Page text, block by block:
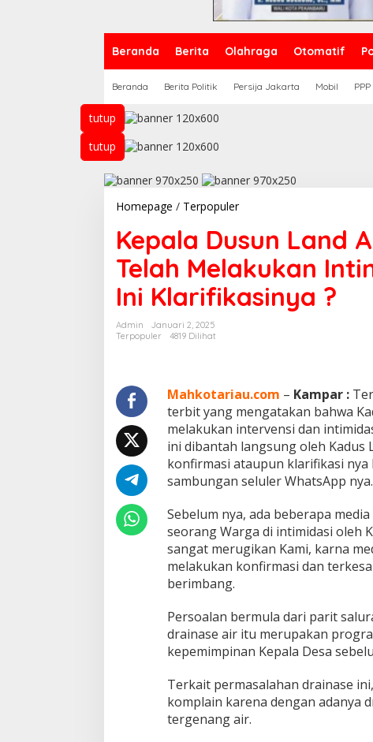
Beranda Berita Olahraga Otomatif
Beranda Berita Politik Persija Jakarta Mobil PPP
tutup
tutup
Homepage / TerpopulerK
p
a
l
a
D
u
n
A
l
i
a
n
l
A
r
i
f
e
m
b
a
t
a
h
Kepala Dusun Land
Telah Melakukan
Ini Klarifikasinya ?
Admin
Januari 2, 2025
Terpopuler
4819 Dilihat
Mahkotariau.com – Kampar :
terbit yang mengatakan bahwa
melakukan intervensi dan
ini dibantah langsung oleh Kadus
konfirmasi ataupun klarifikasi nya
sambungan seluler WhatsApp
Sebelum nya, ada beberapa
seorang Warga di intimidasi oleh
sangat merugikan Kami, karna
melakukan konfirmasi dan
berimbang.
Persoalan bermula dari parit
drainase air itu merupakan
kepemimpinan Kepala Desa
Terkait permasalahan drainase
komplain karena dengan adanya
tergenang air.